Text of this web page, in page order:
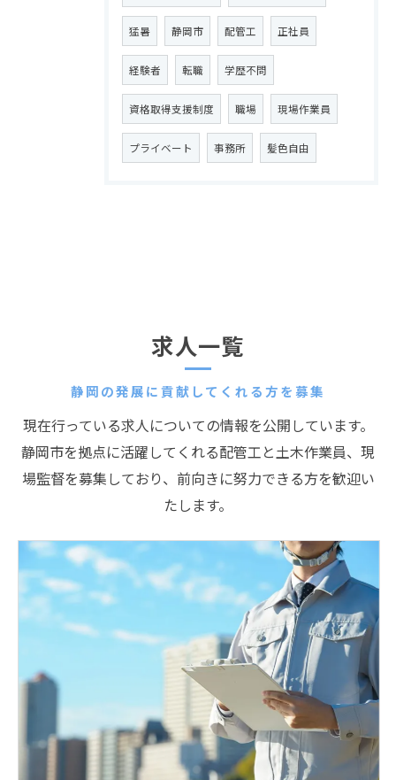
猛暑 静岡市 配管工 正社員
経験者 転職 学歴不問
資格取得支援制度 職場 現場作業員
プライベート 事務所 髪色自由
静岡の発展に貢献してくれる方を募集
求人一覧
現在行っている求人についての情報を公開しています。
静岡市を拠点に活躍してくれる配管工と土木作業員、現
場監督を募集しており、前向きに努力できる方を歓迎い
たします。